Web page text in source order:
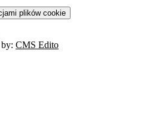
plików cookie
CMS Edito